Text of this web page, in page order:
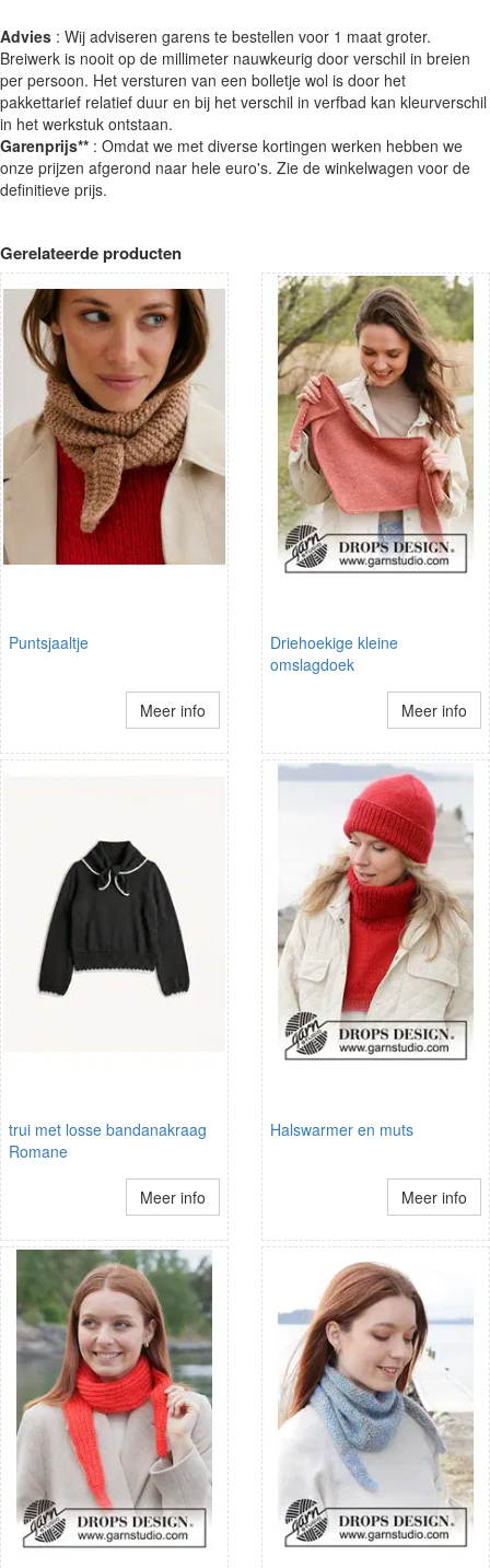
Advies : Wij adviseren garens te bestellen voor 1 maat groter.
Breiwerk is nooit op de millimeter nauwkeurig door verschil in breien
per persoon. Het versturen van een bolletje wol is door het
pakkettarief relatief duur en bij het verschil in verfbad kan kleurverschil
in het werkstuk ontstaan.
Garenprijs** : Omdat we met diverse kortingen werken hebben we
onze prijzen afgerond naar hele euro's. Zie de winkelwagen voor de
definitieve prijs.
Gerelateerde producten
Puntsjaaltje
Meer info
Driehoekige kleine
omslagdoek
Meer info
trui met losse bandanakraag
Romane
Meer info
Halswarmer en muts
Meer info